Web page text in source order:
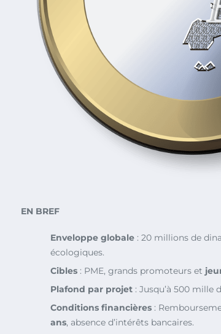
EN BREF
Enveloppe globale : 20 millions de
écologiques.
Cibles : PME, grands promoteurs et
Plafond par projet : Jusqu’à 500 mille
Conditions financières :
ans, absence d’intérêts bancaires.